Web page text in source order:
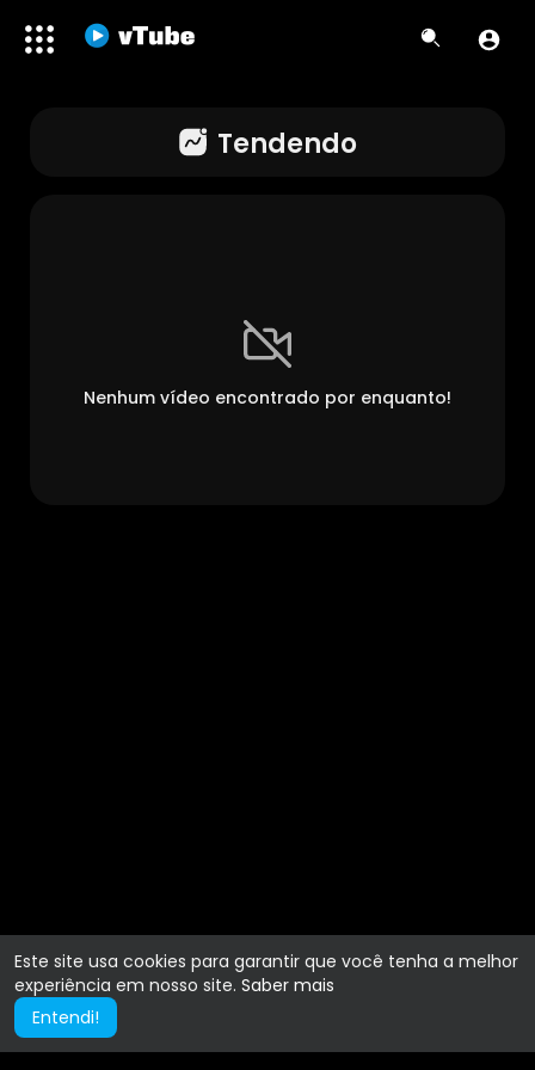
Este site usa cookies para garantir que você tenha a melhor
experiência em nosso site. Saber mais
Entendi!
Tendendo
Nenhum vídeo encontrado por enquanto!